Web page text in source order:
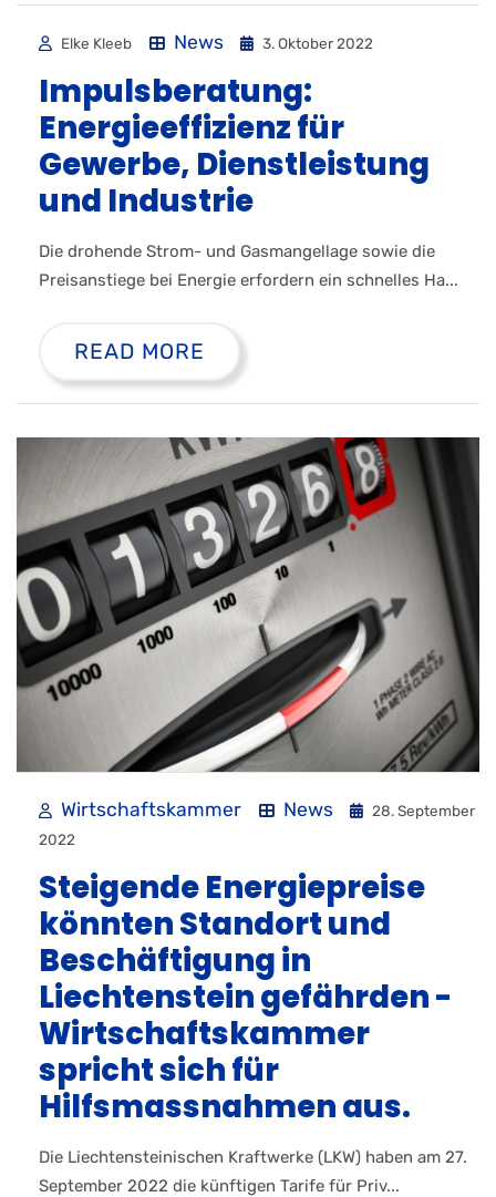
Elke Kleeb News 3. Oktober 2022
Impulsberatung:
Energieeffizienz für
Gewerbe, Dienstleistung
und Industrie
Die drohende Strom- und Gasmangellage sowie die
Preisanstiege bei Energie erfordern ein schnelles Ha...
READ MORE
Wirtschaftskammer News
28. September
2022
Steigende Energiepreise
könnten Standort und
Beschäftigung in
Liechtenstein gefährden -
Wirtschaftskammer
spricht sich für
Hilfsmassnahmen aus.
Die Liechtensteinischen Kraftwerke (LKW) haben am 27.
September 2022 die künftigen Tarife für Priv...